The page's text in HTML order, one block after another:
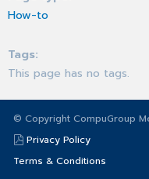
How-to
Tags
This page has no tags.
© Copyright CompuGroup
Privacy Policy
Terms & Conditions